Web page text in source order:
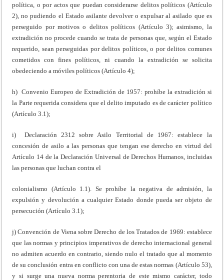
política, o por actos que puedan considerarse delitos políticos (Artículo
2), no pudiendo el Estado asilante devolver o expulsar al asilado que es
perseguido por motivos o delitos políticos (Artículo 3); asimismo, la
extradición no procede cuando se trata de personas que, según el Estado
requerido, sean perseguidas por delitos políticos, o por delitos comunes
cometidos con fines políticos, ni cuando la extradición se solicita
obedeciendo a móviles políticos (Artículo 4);
h) Convenio Europeo de Extradición de 1957: prohíbe la extradición si
la Parte requerida considera que el delito imputado es de carácter político
(Artículo 3.1);
i) Declaración 2312 sobre Asilo Territorial de 1967: establece la
concesión de asilo a las personas que tengan ese derecho en virtud del
Artículo 14 de la Declaración Universal de Derechos Humanos, incluidas
las personas que luchan contra el
colonialismo (Artículo 1.1). Se prohíbe la negativa de admisión, la
expulsión y devolución a cualquier Estado donde pueda ser objeto de
persecución (Artículo 3.1);
j) Convención de Viena sobre Derecho de los Tratados de 1969: establece
que las normas y principios imperativos de derecho internacional general
no admiten acuerdo en contrario, siendo nulo el tratado que al momento
de su conclusión entra en conflicto con una de estas normas (Artículo 53),
y si surge una nueva norma perentoria de este mismo carácter, todo